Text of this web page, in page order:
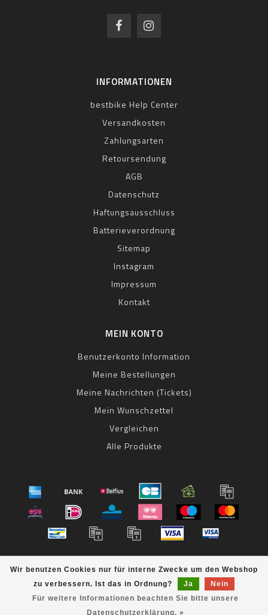
Wir benutzen Cookies nur für interne Zwecke um den Webshop
zu verbessern. Ist das in Ordnung?
Ja
Nein
Für weitere Informationen beachten Sie bitte unsere
Datenschutzerklärung. »
INFORMATIONEN
bestbike Help Center
Versandkosten
Zahlungsarten
Retoursendung
AGB
Datenschutz
Haftungsausschluss
Batterieverordnung
Sitemap
Instagram
Impressum
Kontakt
MEIN KONTO
Benutzerkonto Information
Meine Bestellungen
Meine Nachrichten (Tickets)
Mein Wunschzettel
Vergleichen
Alle Produkte
© Copyright 2026 bestbike RADSPORT Andreas Kommer -
Powered byLightspeed- Theme byDyvelopment
bestbike scores a /10 out of klantbeoordelingen at